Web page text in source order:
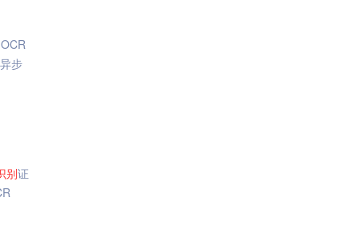
步
别证